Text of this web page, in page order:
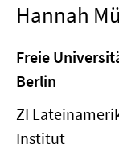
Hannah
Freie
Berlin
ZI
Institut